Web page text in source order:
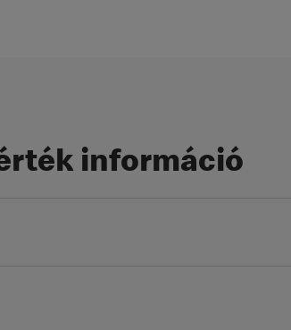
információ